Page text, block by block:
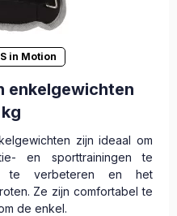
in Motion
enkelgewichten
zijn ideaal om
en sporttrainingen te
te verbeteren en het
Ze zijn comfortabel te
de enkel.